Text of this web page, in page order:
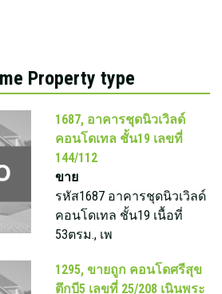
Property type
1687, อาคารชุดนิวเวิลด์
คอนโดเทล ชั้น19 เลขที่
144/112
ขาย
รหัส1687 อาคารชุดนิวเวิลด์
คอนโดเทล ชั้น19 เนื้อที่
53ตรม., เพ
1295, ขายถูก คอนโดศรีสุข
ตึกบี5 เลขที่ 25/208 เนินพระ